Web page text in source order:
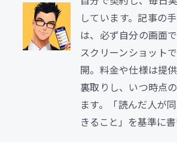
しています。記事の
は、必ず自分の画面
スクリーンショット
開。料金や仕様は提
裏取りし、いつ時点
ます。「読んだ人が
きること」を基準に書